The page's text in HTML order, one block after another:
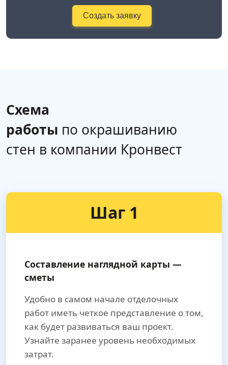
Создать заявку
Схема
работы по окрашиванию
стен в компании Кронвест
Шаг 1
Составление наглядной карты —
сметы
Удобно в самом начале отделочных
работ иметь четкое представление о том,
как будет развиваться ваш проект.
Узнайте заранее уровень необходимых
затрат.